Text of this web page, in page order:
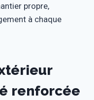
propre,
à chaque
renforcée